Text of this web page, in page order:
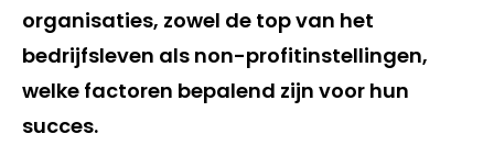
organisaties, zowel de top van het
bedrijfsleven als non-profitinstellingen,
welke factoren bepalend zijn voor hun
succes.